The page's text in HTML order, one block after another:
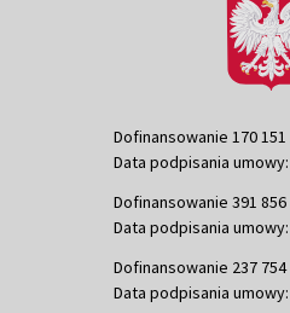
Dofinansowanie 170 151
Data podpisania umowy:
Dofinansowanie 391 856
Data podpisania umowy:
Dofinansowanie 237 754
Data podpisania umowy: